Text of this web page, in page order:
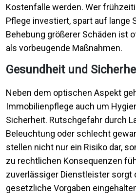
Kostenfalle werden. Wer
Pflege investiert, spart auf lange
Behebung größerer Schäden ist
als vorbeugende Maßnahmen.
Gesundheit und
Neben dem optischen Aspekt
Immobilienpflege auch um
Sicherheit. Rutschgefahr durch
Beleuchtung oder schlecht
stellen nicht nur ein Risiko dar,
zu rechtlichen Konsequenzen
zuverlässiger Dienstleister sorgt
gesetzliche Vorgaben